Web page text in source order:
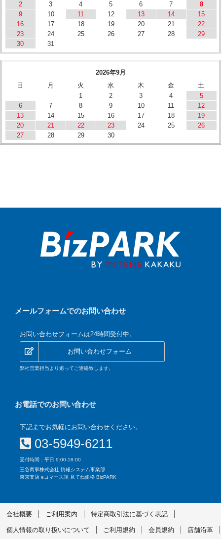
2
3 4 5 6 7
8
9
10 11 12 13 14
15
16
17 18 19 20 21
22
23
24 25 26 27 28
29
30
31
2026年9月
日
月 火 水 木 金
土
1
2 3 4
5
6
7 8 9 10 11
12
13
14 15 16 17 18
19
20
21 22 23 24 25
26
27
28 29 30
メールフォームでのお問い合わせ
お問い合わせフォームは24時間受付中。
お問い合わせフォーム
弊社営業担当より追ってご連絡致します。
お電話でのお問い合わせ
下記までお気軽にお問い合わせください。
03-5949-6211
受付時間：平日 9:00-18:00
三谷商事株式会社 情報システム事業部
東京支店 eコマース課 見てね価格 BizPARK
会社概要 ご利用案内 特定商取引法に基づく表記
個人情報の取り扱いについて ご利用規約 会員規約 店舗沿革